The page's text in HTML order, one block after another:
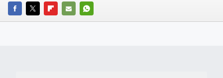
FACEBOOK
TWITTERFLIPBOARD
E-
WHATSAPP